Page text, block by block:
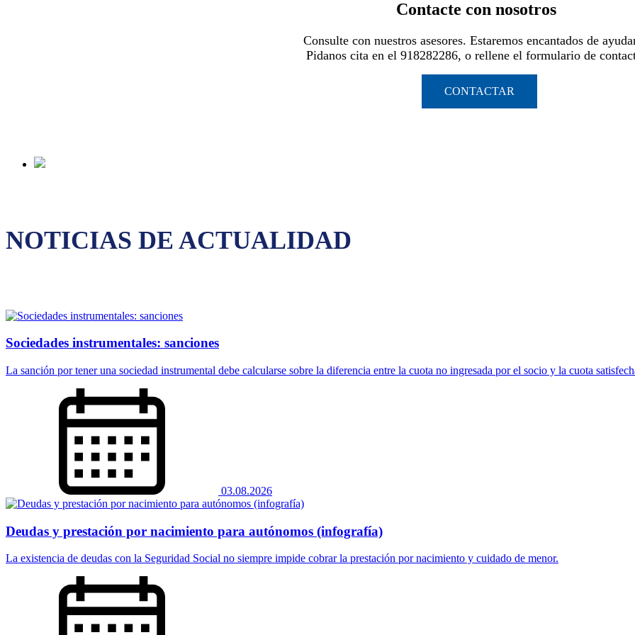
Contacte con nosotros
Consulte con nuestros asesores. Estaremos encantados de
Pidanos cita en el 918282286, o rellene el formulario de
CONTACTAR
NOTICIAS DE ACTUALIDAD
Sociedades instrumentales: sanciones
La sanción por tener una sociedad instrumental debe calcularse sobre la diferencia entre la cuota no ingresada por el socio y la cuota
03.08.2026
Deudas y prestación por nacimiento para autónomos (infografía)
La existencia de deudas con la Seguridad Social no siempre impide cobrar la prestación por nacimiento y cuidado de menor.